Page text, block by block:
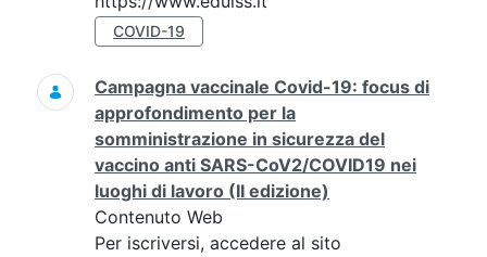
COVID-19
Campagna vaccinale Covid-19: focus di
approfondimento per la
somministrazione in sicurezza del
vaccino anti SARS-CoV2/COVID19 nei
luoghi di lavoro (II edizione)
Contenuto Web
Per iscriversi, accedere al sito